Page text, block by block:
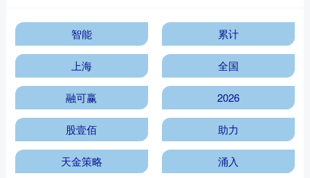
智能 累计
上海 全国
融可赢 2026
股壹佰 助力
天金策略 涌入